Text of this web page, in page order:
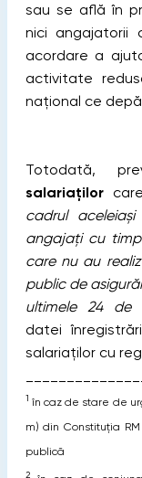
sau se află în
nici angajatorii
acordare a
activitate
național ce
Totodată,
salariaților
cadrul
angajați cu
care nu au
public de
ultimele 24 de
datei
salariaților cu
1 în caz de stare de
m) din Constituția
publică
2